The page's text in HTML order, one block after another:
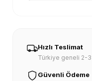
Hızlı Teslimat
Türkiye geneli 2-
Güvenli Ödeme